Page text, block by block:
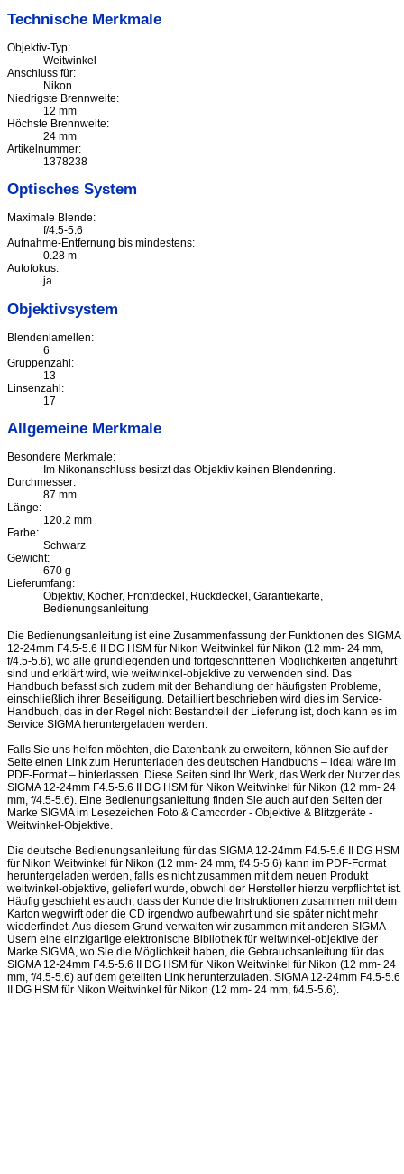
Technische Merkmale
Objektiv-Typ:
Weitwinkel
Anschluss für:
Nikon
Niedrigste Brennweite:
12 mm
Höchste Brennweite:
24 mm
Artikelnummer:
1378238
Optisches System
Maximale Blende:
f/4.5-5.6
Aufnahme-Entfernung bis mindestens:
0.28 m
Autofokus:
ja
Objektivsystem
Blendenlamellen:
6
Gruppenzahl:
13
Linsenzahl:
17
Allgemeine Merkmale
Besondere Merkmale:
Im Nikonanschluss besitzt das Objektiv keinen Blendenring.
Durchmesser:
87 mm
Länge:
120.2 mm
Farbe:
Schwarz
Gewicht:
670 g
Lieferumfang:
Objektiv, Köcher, Frontdeckel, Rückdeckel, Garantiekarte,
Bedienungsanleitung
Die Bedienungsanleitung ist eine Zusammenfassung der Funktionen des SIGMA
12-24mm F4.5-5.6 II DG HSM für Nikon Weitwinkel für Nikon (12 mm- 24 mm,
f/4.5-5.6), wo alle grundlegenden und fortgeschrittenen Möglichkeiten angeführt
sind und erklärt wird, wie weitwinkel-objektive zu verwenden sind. Das
Handbuch befasst sich zudem mit der Behandlung der häufigsten Probleme,
einschließlich ihrer Beseitigung. Detailliert beschrieben wird dies im Service-
Handbuch, das in der Regel nicht Bestandteil der Lieferung ist, doch kann es im
Service SIGMA heruntergeladen werden.
Falls Sie uns helfen möchten, die Datenbank zu erweitern, können Sie auf der
Seite einen Link zum Herunterladen des deutschen Handbuchs – ideal wäre im
PDF-Format – hinterlassen. Diese Seiten sind Ihr Werk, das Werk der Nutzer des
SIGMA 12-24mm F4.5-5.6 II DG HSM für Nikon Weitwinkel für Nikon (12 mm- 24
mm, f/4.5-5.6). Eine Bedienungsanleitung finden Sie auch auf den Seiten der
Marke SIGMA im Lesezeichen Foto & Camcorder - Objektive & Blitzgeräte -
Weitwinkel-Objektive.
Die deutsche Bedienungsanleitung für das SIGMA 12-24mm F4.5-5.6 II DG HSM
für Nikon Weitwinkel für Nikon (12 mm- 24 mm, f/4.5-5.6) kann im PDF-Format
heruntergeladen werden, falls es nicht zusammen mit dem neuen Produkt
weitwinkel-objektive, geliefert wurde, obwohl der Hersteller hierzu verpflichtet ist.
Häufig geschieht es auch, dass der Kunde die Instruktionen zusammen mit dem
Karton wegwirft oder die CD irgendwo aufbewahrt und sie später nicht mehr
wiederfindet. Aus diesem Grund verwalten wir zusammen mit anderen SIGMA-
Usern eine einzigartige elektronische Bibliothek für weitwinkel-objektive der
Marke SIGMA, wo Sie die Möglichkeit haben, die Gebrauchsanleitung für das
SIGMA 12-24mm F4.5-5.6 II DG HSM für Nikon Weitwinkel für Nikon (12 mm- 24
mm, f/4.5-5.6) auf dem geteilten Link herunterzuladen. SIGMA 12-24mm F4.5-5.6
II DG HSM für Nikon Weitwinkel für Nikon (12 mm- 24 mm, f/4.5-5.6).